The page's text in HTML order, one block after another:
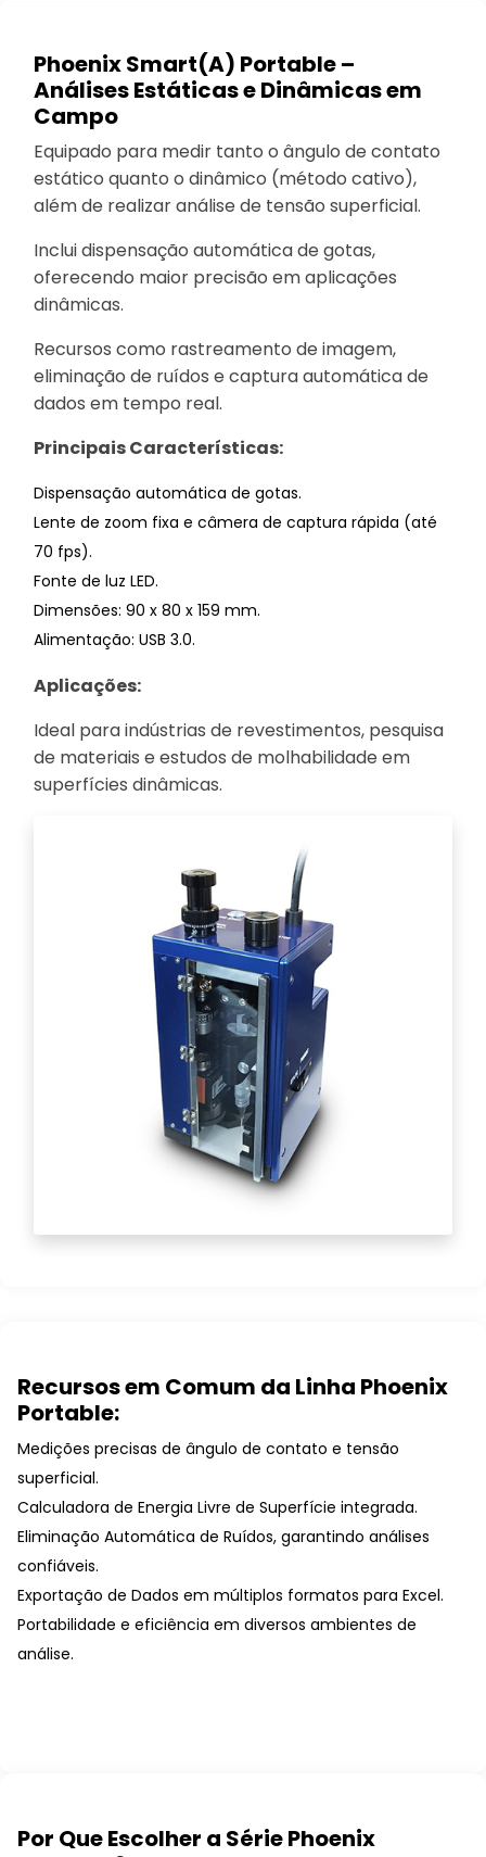
Phoenix Smart(A) Portable –
Análises Estáticas e Dinâmicas em
Campo
Equipado para medir tanto o ângulo de contato
estático quanto o dinâmico (método cativo),
além de realizar análise de tensão superficial.
Inclui dispensação automática de gotas,
oferecendo maior precisão em aplicações
dinâmicas.
Recursos como rastreamento de imagem,
eliminação de ruídos e captura automática de
dados em tempo real.
Principais Características:
Dispensação automática de gotas.
Lente de zoom fixa e câmera de captura rápida (até
70 fps).
Fonte de luz LED.
Dimensões: 90 x 80 x 159 mm.
Alimentação: USB 3.0.
Aplicações:
Ideal para indústrias de revestimentos, pesquisa
de materiais e estudos de molhabilidade em
superfícies dinâmicas.
Recursos em Comum da Linha Phoenix
Portable:
Medições precisas de ângulo de contato e tensão
superficial.
Calculadora de Energia Livre de Superfície integrada.
Eliminação Automática de Ruídos, garantindo análises
confiáveis.
Exportação de Dados em múltiplos formatos para Excel.
Portabilidade e eficiência em diversos ambientes de
análise.
Por Que Escolher a Série Phoenix